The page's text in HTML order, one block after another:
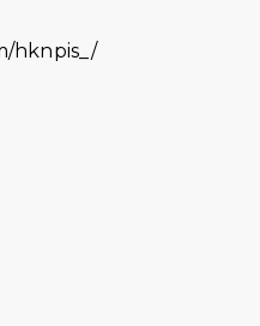
常練習 - 6月11日（19:00
hknpis_/